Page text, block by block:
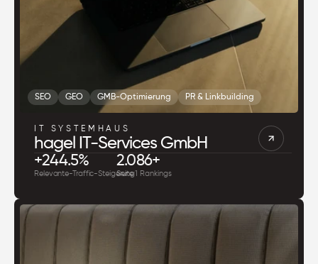
SEO GEO GMB-Optimierung PR & Linkbuilding
IT SYSTEMHAUS
hagel IT-Services GmbH
+244.5%
Relevante-Traffic-Steigerung
2.086+
Seite 1 Rankings